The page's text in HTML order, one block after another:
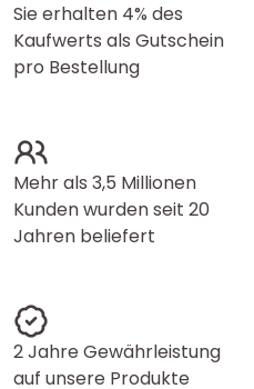
Sie erhalten 4% des
Kaufwerts als Gutschein
pro Bestellung
Mehr als 3,5 Millionen
Kunden wurden seit 20
Jahren beliefert
2 Jahre Gewährleistung
auf unsere Produkte